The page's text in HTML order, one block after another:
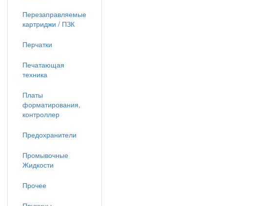
Перезаправляемые
картриджи / ПЗК
Перчатки
Печатающая
техника
Платы
форматирования,
контроллер
Предохранители
Промывочные
Жидкости
Прочее